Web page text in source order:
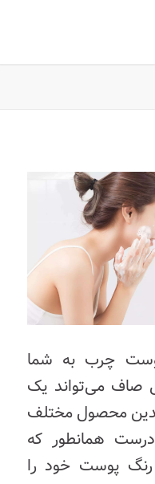
چرب به شما
صاف می‌تواند یک
محصول مختلف
همانطور که
پوست خود را